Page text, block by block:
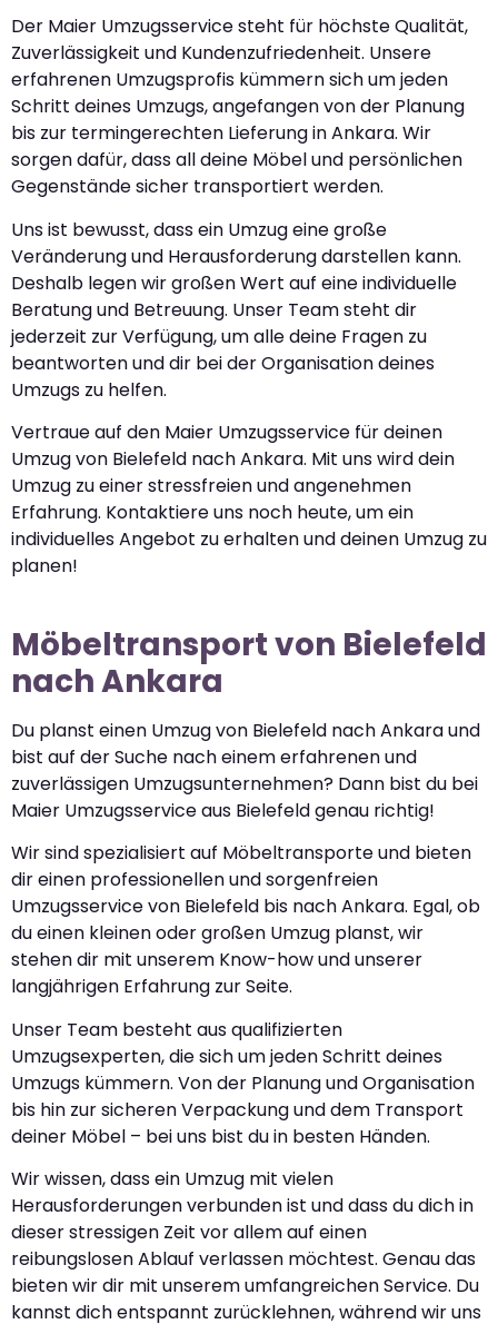
Der Maier Umzugsservice steht für höchste Qualität,
Zuverlässigkeit und Kundenzufriedenheit. Unsere
erfahrenen Umzugsprofis kümmern sich um jeden
Schritt deines Umzugs, angefangen von der Planung
bis zur termingerechten Lieferung in Ankara. Wir
sorgen dafür, dass all deine Möbel und persönlichen
Gegenstände sicher transportiert werden.
Uns ist bewusst, dass ein Umzug eine große
Veränderung und Herausforderung darstellen kann.
Deshalb legen wir großen Wert auf eine individuelle
Beratung und Betreuung. Unser Team steht dir
jederzeit zur Verfügung, um alle deine Fragen zu
beantworten und dir bei der Organisation deines
Umzugs zu helfen.
Vertraue auf den Maier Umzugsservice für deinen
Umzug von Bielefeld nach Ankara. Mit uns wird dein
Umzug zu einer stressfreien und angenehmen
Erfahrung. Kontaktiere uns noch heute, um ein
individuelles Angebot zu erhalten und deinen Umzug zu
planen!
Möbeltransport von Bielefeld
nach Ankara
Du planst einen Umzug von Bielefeld nach Ankara und
bist auf der Suche nach einem erfahrenen und
zuverlässigen Umzugsunternehmen? Dann bist du bei
Maier Umzugsservice aus Bielefeld genau richtig!
Wir sind spezialisiert auf Möbeltransporte und bieten
dir einen professionellen und sorgenfreien
Umzugsservice von Bielefeld bis nach Ankara. Egal, ob
du einen kleinen oder großen Umzug planst, wir
stehen dir mit unserem Know-how und unserer
langjährigen Erfahrung zur Seite.
Unser Team besteht aus qualifizierten
Umzugsexperten, die sich um jeden Schritt deines
Umzugs kümmern. Von der Planung und Organisation
bis hin zur sicheren Verpackung und dem Transport
deiner Möbel – bei uns bist du in besten Händen.
Wir wissen, dass ein Umzug mit vielen
Herausforderungen verbunden ist und dass du dich in
dieser stressigen Zeit vor allem auf einen
reibungslosen Ablauf verlassen möchtest. Genau das
bieten wir dir mit unserem umfangreichen Service. Du
kannst dich entspannt zurücklehnen, während wir uns